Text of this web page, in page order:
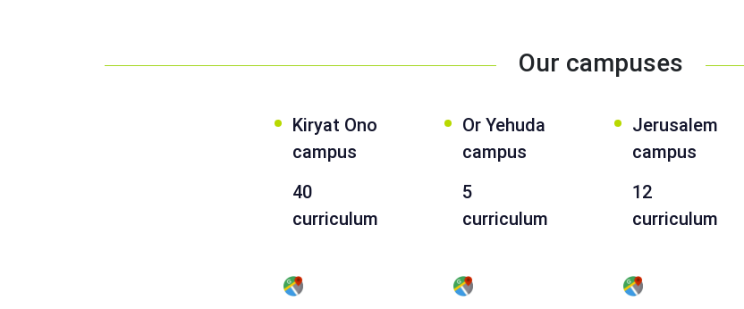
Our campuses
Kiryat Ono
campus
40
curriculum
Or Yehuda
campus
5
curriculum
Jerusalem
campus
12
curriculum